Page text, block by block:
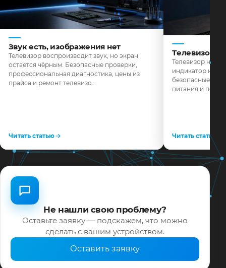
Звук есть, изображения нет
Телевизор воспроизводит звук, но экран
остаётся чёрным. Безопасные проверки,
профессиональная диагностика, цены из
прайса и ремонт телевизо…
Читать статью
Телевизор
Телевизор не
индикатор не
безопасные
питания и
Читать статью
Не нашли свою проблему?
Оставьте заявку — подскажем, что можно
сделать с вашим устройством.
Оставить заявку